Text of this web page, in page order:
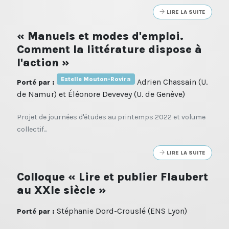
LIRE LA SUITE
« Manuels et modes d'emploi.
Comment la littérature dispose à
l'action »
Porté par : Estelle Mouton-Rovira
Adrien Chassain (U.
de Namur) et Éléonore Devevey (U. de Genève)
Projet de journées d'études au printemps 2022 et volume
collectif...
LIRE LA SUITE
Colloque « Lire et publier Flaubert
au XXIe siècle »
Porté par : Stéphanie Dord-Crouslé (ENS Lyon)